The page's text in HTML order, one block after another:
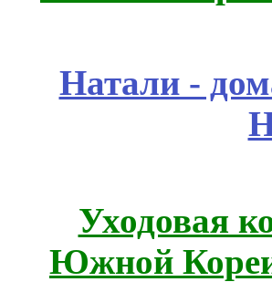
Натали -
Уходовая
Южной